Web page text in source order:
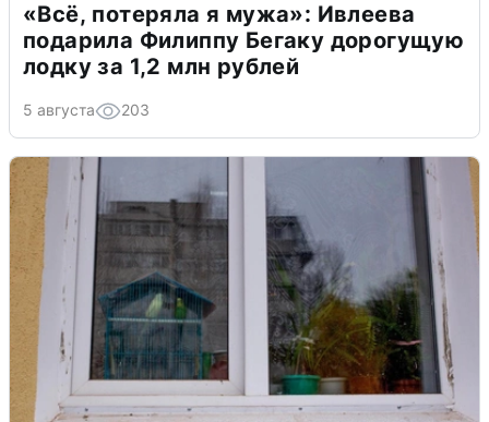
«Всё, потеряла я мужа»: Ивлеева
подарила Филиппу Бегаку дорогущую
лодку за 1,2 млн рублей
5 августа 203